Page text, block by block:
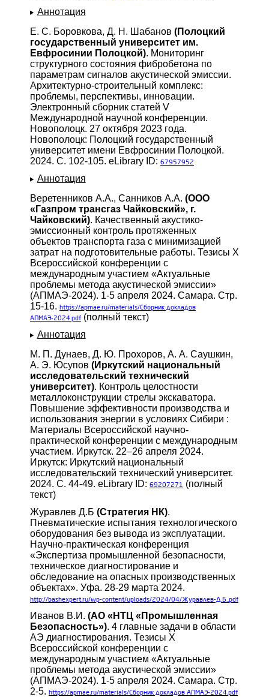
Аннотация
Е. С. Боровкова, Д. Н. Шабанов (Полоцкий
государственный университет им.
Евфросинии Полоцкой). Мониторинг
структурного состояния фибробетона по
параметрам сигналов акустической эмиссии.
Архитектурно-строительный комплекс:
проблемы, перспективы, инновации.
Электронный сборник статей V
Международной научной конференции.
Новополоцк. 27 октября 2023 года.
Новополоцк: Полоцкий государственный
университет имени Евфросинии Полоцкой.
2024. С. 102-105. eLibrary ID: 67957952
Аннотация
Веретенников А.А., Санников А.А. (ООО
«Газпром трансгаз Чайковский», г.
Чайковский). Качественный акустико-
эмиссионный контроль протяженных
объектов транспорта газа с минимизацией
затрат на подготовительные работы. Тезисы X
Всероссийской конференции с
международным участием «Актуальные
проблемы метода акустической эмиссии»
(АПМАЭ-2024). 1-5 апреля 2024. Самара. Стр.
15-16. https://apmae.ru/materials/Сборник докладов
АПМАЭ-2024.pdf (полный текст)
Аннотация
М. П. Дунаев, Д. Ю. Прохоров, А. А. Саушкин,
А. Э. Юсупов (Иркутский национальный
исследовательский технический
университет). Контроль целостности
металлоконструкции стрелы экскаватора.
Повышение эффективности производства и
использования энергии в условиях Сибири :
Материалы Всероссийской научно-
практической конференции с международным
участием. Иркутск. 22–26 апреля 2024.
Иркутск: Иркутский национальный
исследовательский технический университет.
2024. С. 44-49. eLibrary ID: 69207271 (полный
текст)
Журавлев Д.Б (Стратегия НК).
Пневматические испытания технологического
оборудования без вывода из эксплуатации.
Научно-практическая конференция
«Экспертиза промышленной безопасности,
техническое диагностирование и
обследование на опасных производственных
объектах». Уфа. 28-29 марта 2024.
http://bashexpert.ru/wp-content/uploads/2024/04/Журавлев-Д.Б..pdf
Иванов В.И. (АО «НТЦ «Промышленная
Безопасность»). 4 главные задачи в области
АЭ диагностирования. Тезисы X
Всероссийской конференции с
международным участием «Актуальные
проблемы метода акустической эмиссии»
(АПМАЭ-2024). 1-5 апреля 2024. Самара. Стр.
2-5. https://apmae.ru/materials/Сборник докладов АПМАЭ-2024.pdf